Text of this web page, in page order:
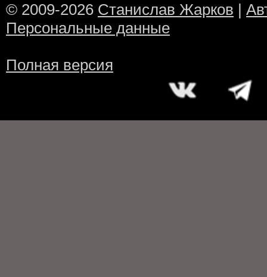
© 2009-2026 Станислав Жарков |
Персональные данные
Полная версия